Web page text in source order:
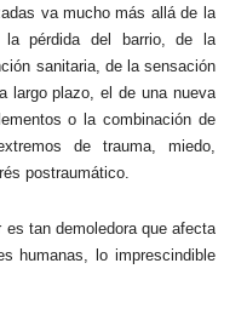
va mucho más allá de la
la pérdida del barrio, de la
sanitaria, de la sensación
largo plazo, el de una nueva
o la combinación de
de trauma, miedo,
postraumático.
es tan demoledora que afecta
humanas, lo imprescindible